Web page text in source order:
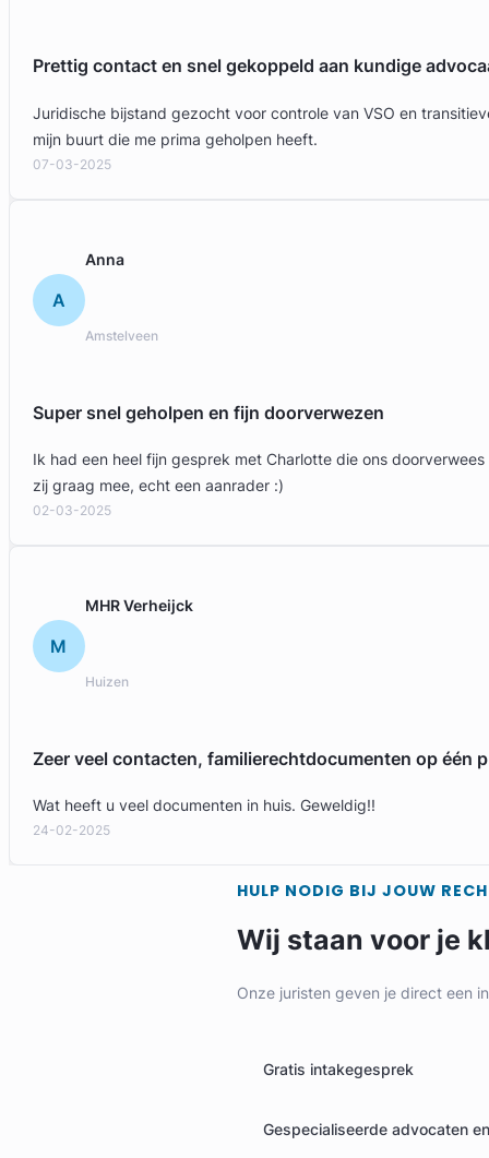
Prettig contact en snel gekoppeld aan kundige
Juridische bijstand gezocht voor controle van VSO en
mijn buurt die me prima geholpen heeft.
07-03-2025
A
Anna
Amstelveen
Super snel geholpen en fijn doorverwezen
Ik had een heel fijn gesprek met Charlotte die ons
zij graag mee, echt een aanrader :)
02-03-2025
M
MHR Verheijck
Huizen
Zeer veel contacten, familierechtdocumenten op één
Wat heeft u veel documenten in huis. Geweldig!!
24-02-2025
HULP NODIG BIJ JOUW
Wij staan voor je
Onze juristen geven je direct een
Gratis intakegesprek
Gespecialiseerde advocaten